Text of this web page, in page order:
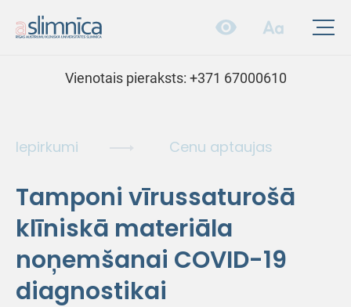
Vienotais pieraksts: +371 67000610
Iepirkumi Cenu aptaujas
Tamponi vīrussaturošā
klīniskā materiāla
noņemšanai COVID-19
diagnostikai